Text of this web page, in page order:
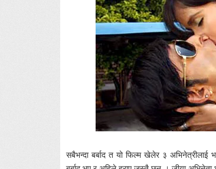
सबैभन्दा बर्बाद त यो फिल्म खेलेर ३ अभिनेत्रीलाई